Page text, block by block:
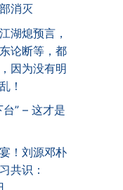
消灭
湖熄预言，
论断等，都
因为没有明
！
” – 这才是
！刘源邓朴
共识：